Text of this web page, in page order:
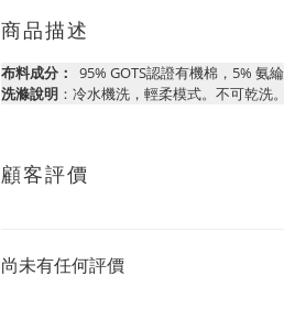
商品描述
布料成分：
95% GOTS認證有機棉，5% 氨綸
洗滌說明 ：冷水機洗，輕柔模式。不可乾洗
顧客評價
尚未有任何評價